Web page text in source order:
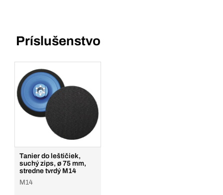
Príslušenstvo
Tanier do leštičiek,
suchý zips, ø 75 mm,
stredne tvrdý M14
M14